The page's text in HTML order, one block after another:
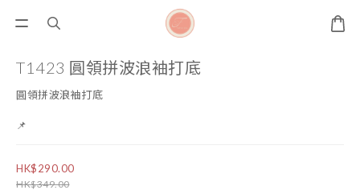
T1423 圓領拼波浪袖打底
圓領拼波浪袖打底
📌
HK$290.00
HK$349.00